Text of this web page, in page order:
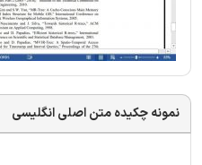
نمونه چکیده متن اصلی انگلیسی